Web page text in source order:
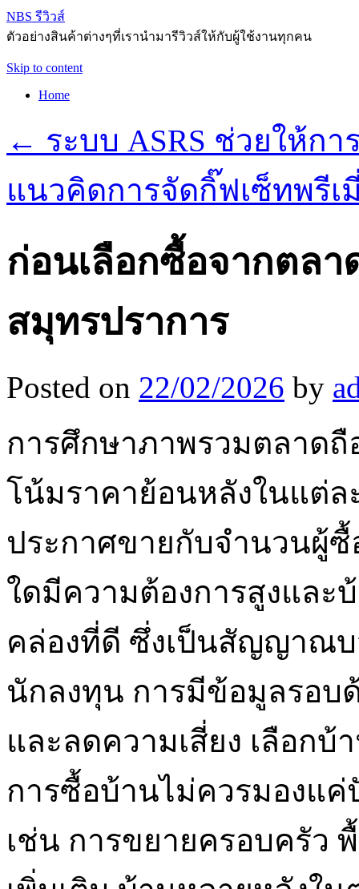
NBS รีวิวส์
ตัวอย่างสินค้าต่างๆที่เรานำมารีวิวส์ให้กับผู้ใช้งานทุกคน
Skip to content
Home
← ระบบ ASRS ช่วยให้ก
แนวคิดการจัดกิ๊ฟเซ็ทพรี
ก่อนเลือกซื้อจากตล
สมุทรปราการ
Posted on 22/02/2026 by
การศึกษาภาพรวมตลาดถื
โน้มราคาย้อนหลังในแต่ล
ประกาศขายกับจำนวนผู้ซื้
ใดมีความต้องการสูงและ
คล่องที่ดี ซึ่งเป็นสัญญาณบ
นักลงทุน การมีข้อมูลรอบ
และลดความเสี่ยง เลือก
การซื้อบ้านไม่ควรมองแ
เช่น การขยายครอบครัว